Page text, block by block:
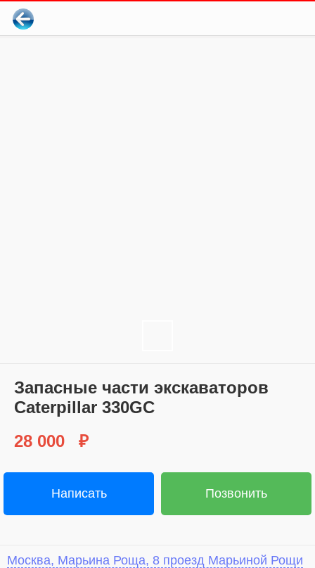
Запасные части экскаваторов
Caterpillar 330GC
28 000
₽
Написать Позвонить
Москва, Марьина Роща, 8 проезд Марьиной Рощи